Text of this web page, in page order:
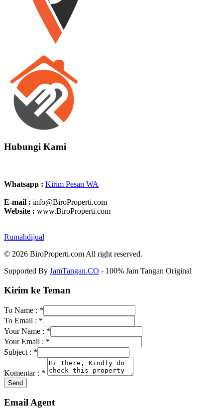
Hubungi Kami
Whatsapp : Kirim Pesan WA
E-mail : info@BiroProperti.com
Website : www.BiroProperti.com
Rumahdijual
© 2026 BiroProperti.com All right reserved.
Supported By JamTangan.CO - 100% Jam Tangan Original
Kirim ke Teman
To Name : *
To Email : *
Your Name : *
Your Email : *
Subject : *
Komentar : *
Email Agent